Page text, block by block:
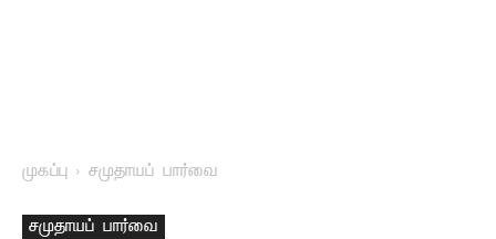
முகப்பு சமுதாயப் பார்வை
சமுதாயப் பார்வை